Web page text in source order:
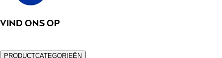
VIND ONS OP
PRODUCTCATEGORIEËN